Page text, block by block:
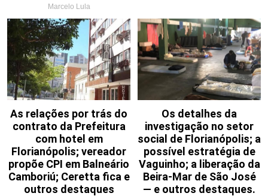
Marcelo Lula
As relações por trás do
contrato da Prefeitura
com hotel em
Florianópolis; vereador
propõe CPI em Balneário
Camboriú; Ceretta fica e
outros destaques
Os detalhes da
investigação no setor
social de Florianópolis; a
possível estratégia de
Vaguinho; a liberação da
Beira-Mar de São José
— e outros destaques.